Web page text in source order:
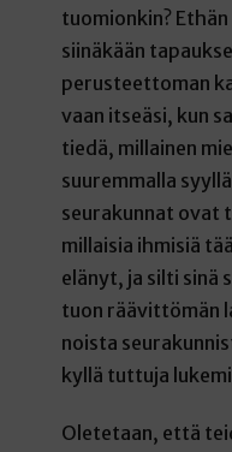
tuomionkin?
siinäkään
perusteettoman
vaan itseäsi, kun
tiedä, millainen
suuremmalla
seurakunnat ovat
millaisia ihmisiä
elänyt, ja silti sinä
tuon räävittömän
noista
kyllä tuttuja
Oletetaan, että